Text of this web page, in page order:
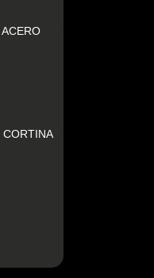
CORTINA